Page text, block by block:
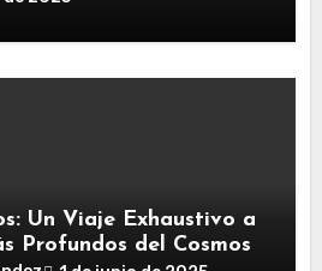
Un Viaje Exhaustivo a
Profundos del Cosmos